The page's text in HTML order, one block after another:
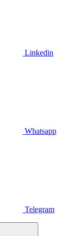
Linkedin
Whatsapp
Telegram